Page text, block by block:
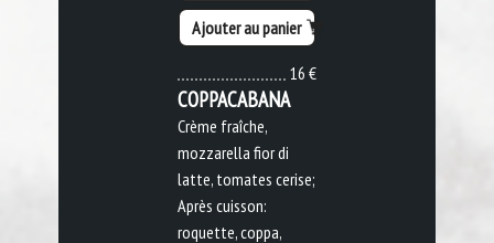
Ajouter au panier
16 €
COPPACABANA
Crème fraîche,
mozzarella fior di
latte, tomates cerise;
Après cuisson:
roquette, coppa,